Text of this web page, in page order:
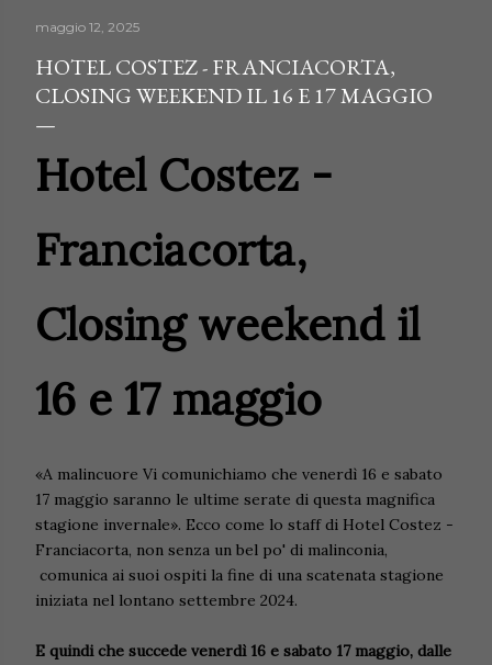
maggio 12, 2025
HOTEL COSTEZ - FRANCIACORTA,
CLOSING WEEKEND IL 16 E 17 MAGGIO
Hotel Costez -
Franciacorta,
Closing weekend il
16 e 17 maggio
«A malincuore Vi comunichiamo che venerdì 16 e sabato
17 maggio saranno le ultime serate di questa magnifica
stagione invernale». Ecco come lo staff di Hotel Costez -
Franciacorta, non senza un bel po' di malinconia,
comunica ai suoi ospiti la fine di una scatenata stagione
iniziata nel lontano settembre 2024.
E quindi che succede venerdì 16 e sabato 17 maggio, dalle